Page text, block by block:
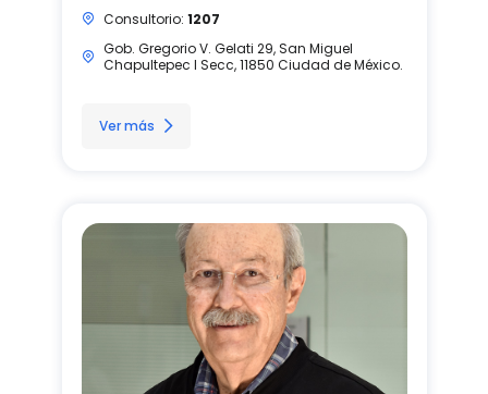
Consultorio: 1207
Gob. Gregorio V. Gelati 29, San Miguel
Chapultepec I Secc, 11850 Ciudad de México.
Ver más